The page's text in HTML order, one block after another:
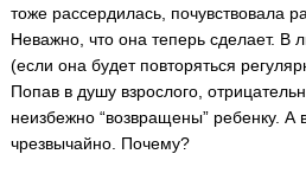
тоже рассердилась, почувствовала
Неважно, что она теперь сделает. В
(если она будет повторяться
Попав в душу взрослого,
неизбежно “возвращены” ребенку. А
чрезвычайно. Почему?